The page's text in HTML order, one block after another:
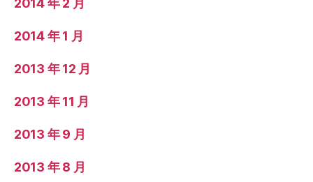
2014 年 2 月
2014 年 1 月
2013 年 12 月
2013 年 11 月
2013 年 9 月
2013 年 8 月